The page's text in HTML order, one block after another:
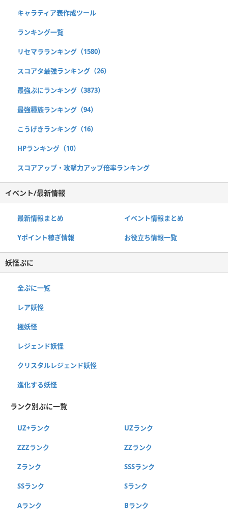
キャラティア表作成ツール
ランキング一覧
リセマラランキング（1580）
スコアタ最強ランキング（26）
最強ぷにランキング（3873）
最強種族ランキング（94）
こうげきランキング（16）
HPランキング（10）
スコアアップ・攻撃力アップ倍率ランキング
イベント/最新情報
最新情報まとめ イベント情報まとめ
Yポイント稼ぎ情報 お役立ち情報一覧
妖怪ぷに
全ぷに一覧
レア妖怪
極妖怪
レジェンド妖怪
クリスタルレジェンド妖怪
進化する妖怪
ランク別ぷに一覧
UZ+ランク UZランク
ZZZランク ZZランク
Zランク SSSランク
SSランク Sランク
Aランク Bランク